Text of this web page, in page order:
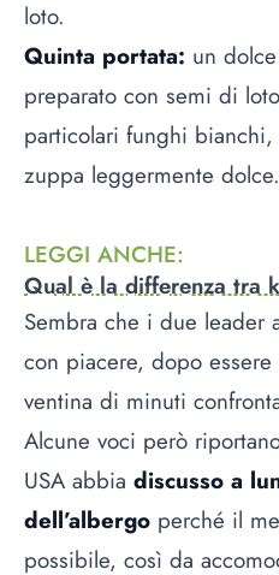
loto.
Quinta portata: un
preparato con semi di
particolari funghi
zuppa leggermente dolce.
LEGGI ANCHE:
Qual è la differenza tra
Sembra che i due leader
con piacere, dopo
ventina di minuti
Alcune voci però
USA abbia discusso a
dell’albergo perché il
possibile, così da